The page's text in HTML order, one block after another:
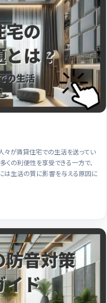
々が賃貸住宅での生活を送ってい
くの利便性を享受できる一方で、
は生活の質に影響を与える原因に